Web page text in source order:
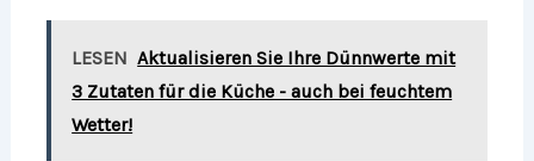
LESEN Aktualisieren Sie Ihre Dünnwerte mit
3 Zutaten für die Küche - auch bei feuchtem
Wetter!